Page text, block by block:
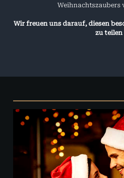
Weihnachtszaubers
Wir freuen uns darauf, diesen
zu teilen